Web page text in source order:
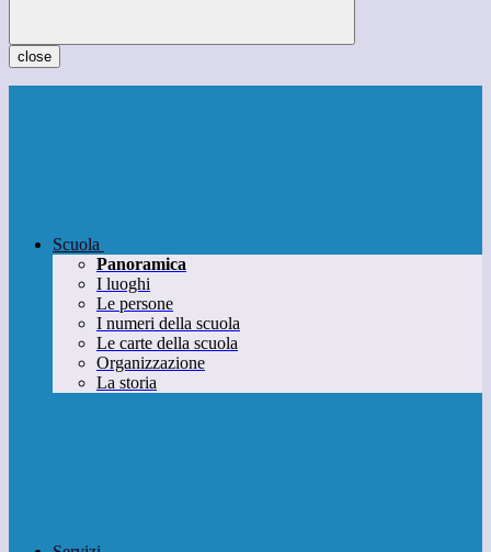
close
Scuola
Panoramica
I luoghi
Le persone
I numeri della scuola
Le carte della scuola
Organizzazione
La storia